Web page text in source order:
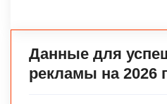
Данные для
рекламы на 2026